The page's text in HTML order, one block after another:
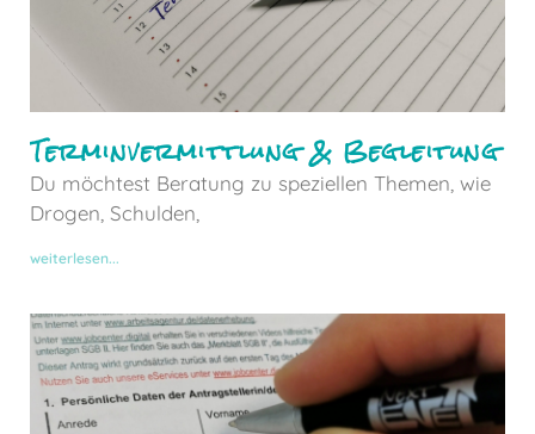
Terminvermittlung & Begleitung
Du möchtest Beratung zu speziellen Themen, wie
Drogen, Schulden,
weiterlesen...